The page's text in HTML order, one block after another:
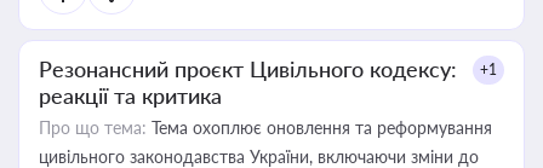
Резонансний проєкт Цивільного кодексу:
реакції та критика
+1
Про що тема: Тема охоплює оновлення та реформування
цивільного законодавства України, включаючи зміни до